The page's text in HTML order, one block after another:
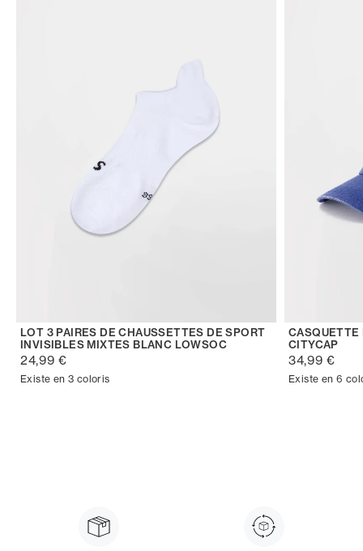
LOT 3 PAIRES DE CHAUSSETTES DE SPORT
INVISIBLES MIXTES BLANC LOWSOC
24,99 €
Existe en 3 coloris
CASQUETTE
CITYCAP
34,99 €
Existe en 6